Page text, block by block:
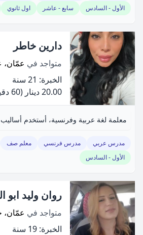
الأول - السادس
سابع - عاشر اول ثانوي
دارين خاطر
متواجد في عمّان،
الخبرة: 21 سنة
20.00 دينار
(60 دقيقة)
معلمة لغة عربية وفرنسية، أستخدم أساليب
مدرس عربي مدرس فرنسي معلم صف
الأول - السادس
روان وليد ابو
متواجد في عمّان،
الخبرة: 19 سنة